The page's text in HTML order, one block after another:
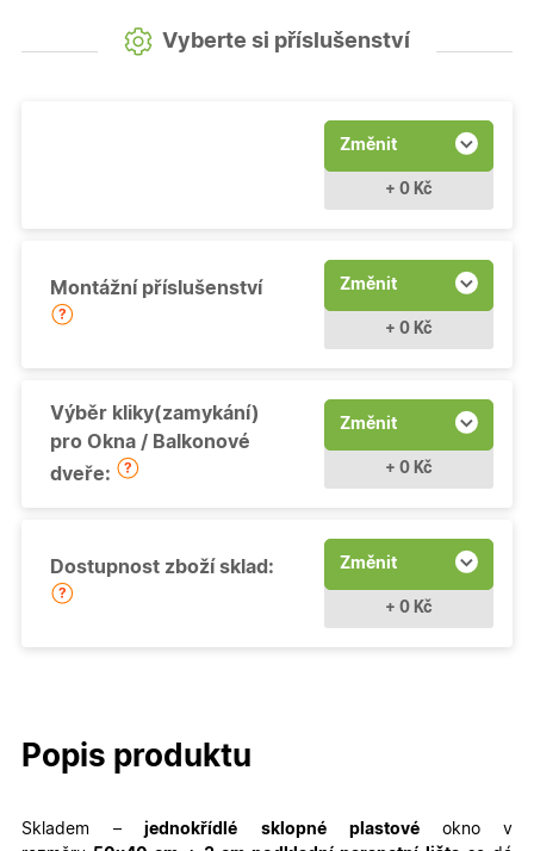
Vyberte si příslušenství
Změnit
+ 0 Kč
Montážní příslušenství Změnit
+ 0 Kč
Výběr kliky(zamykání)
pro Okna / Balkonové
dveře:
Změnit
+ 0 Kč
Dostupnost zboží sklad: Změnit
+ 0 Kč
Popis produktu
Skladem – jednokřídlé sklopné plastové okno v